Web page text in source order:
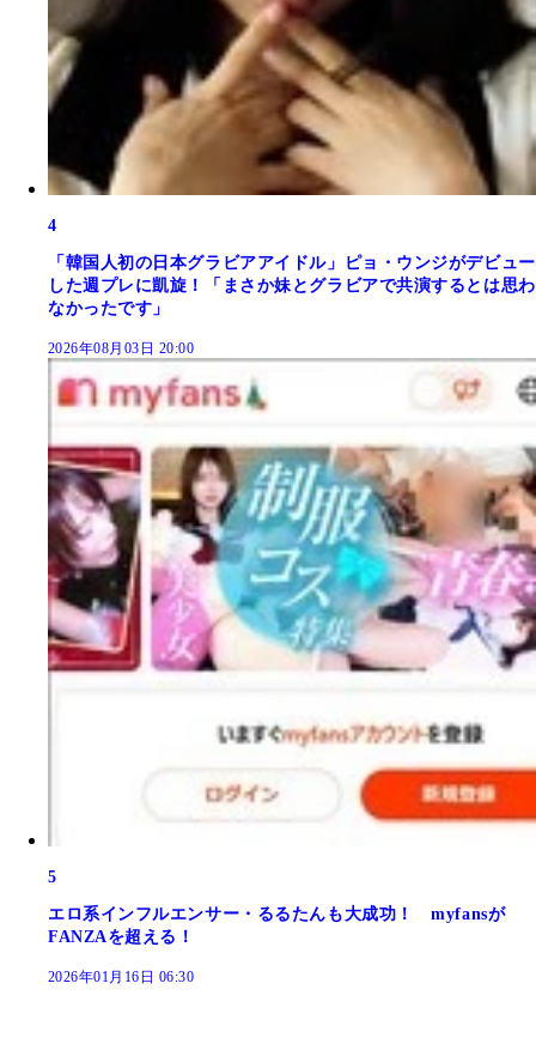
4
「韓国人初の日本グラビアアイドル」ピョ・ウンジがデビュー
した週プレに凱旋！「まさか妹とグラビアで共演するとは思わ
なかったです」
2026年08月03日 20:00
5
エロ系インフルエンサー・るるたんも大成功！ myfansが
FANZAを超える！
2026年01月16日 06:30